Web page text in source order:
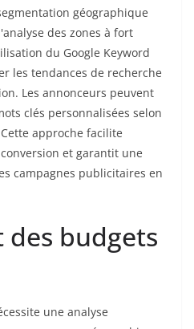
géographique
des zones à fort
du Google Keyword
les tendances de recherche
Les annonceurs peuvent
clés personnalisées selon
approche facilite
et garantit une
campagnes publicitaires en
budgets
une analyse